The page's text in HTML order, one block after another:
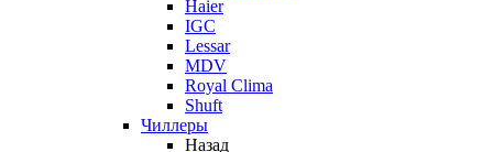
Haier
IGC
Lessar
MDV
Royal Clima
Shuft
Чиллеры
Назад